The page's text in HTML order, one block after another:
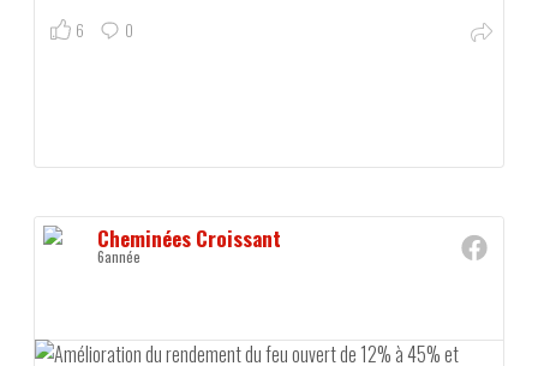
6 0
Cheminées Croissant
6année